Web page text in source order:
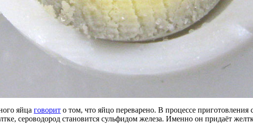
яйца говорит о том, что яйцо переварено. В процессе приготовления
сероводород становится сульфидом железа. Именно он придаёт